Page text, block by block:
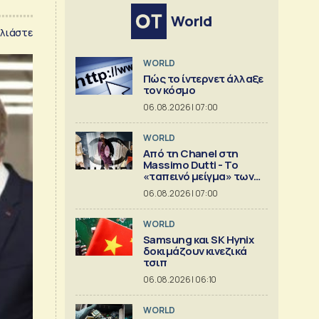
World
WORLD
Πώς το ίντερνετ άλλαξε
τον κόσμο
06.08.2026 | 07:00
WORLD
Από τη Chanel στη
Massimo Dutti - Το
«ταπεινό μείγμα» των
best seller
06.08.2026 | 07:00
WORLD
Samsung και SK Hynix
δοκιμάζουν κινεζικά
τσιπ
06.08.2026 | 06:10
WORLD